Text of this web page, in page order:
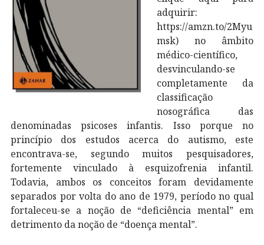
adquirir:
https://amzn.to/2Myu
msk) no âmbito
médico-científico,
desvinculando-se
completamente da
classificação
nosográfica das
denominadas psicoses infantis. Isso porque no
princípio dos estudos acerca do autismo, este
encontrava-se, segundo muitos pesquisadores,
fortemente vinculado à esquizofrenia infantil.
Todavia, ambos os conceitos foram devidamente
separados por volta do ano de 1979, período no qual
fortaleceu-se a noção de “deficiência mental” em
detrimento da noção de “doença mental”.